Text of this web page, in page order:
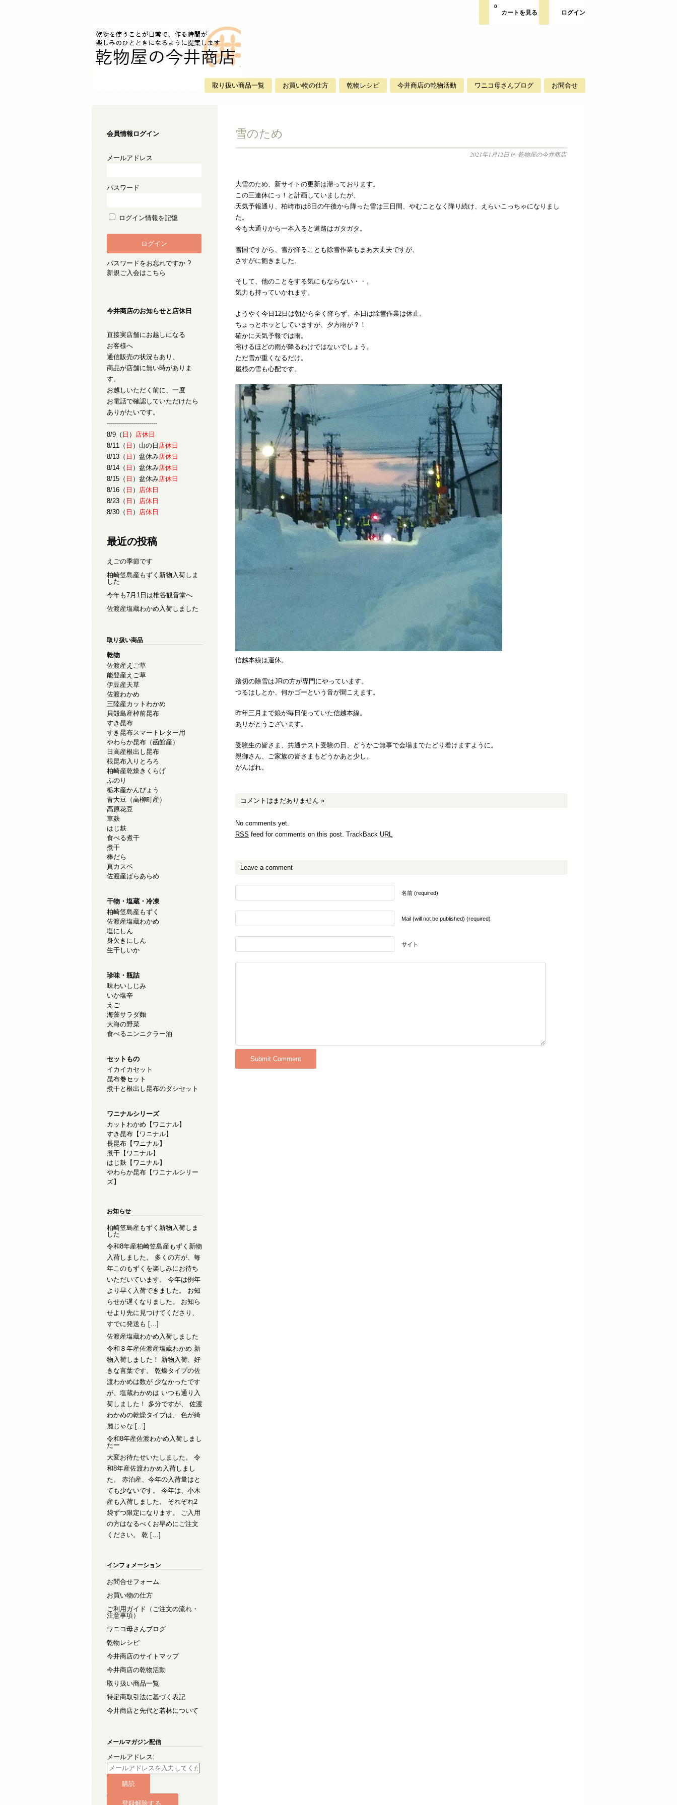
カートを見る
0
ログイン
取り扱い商品一覧 お買い物の仕方 乾物レシピ 今井商店の乾物活動 ワニコ母さんブログ お問合せ
雪のため
2021年1月12日by 乾物屋の今井商店
大雪のため、新サイトの更新は滞っております。
この三連休にっ！と計画していましたが、
天気予報通り、柏崎市は8日の午後から降った雪は三日間、やむことなく降り続け、えらいこっちゃになりまし
た。
今も大通りから一本入ると道路はガタガタ。
雪国ですから、雪が降ることも除雪作業もまあ大丈夫ですが、
さすがに飽きました。
そして、他のことをする気にもならない・・。
気力も持っていかれます。
ようやく今日12日は朝から全く降らず、本日は除雪作業は休止。
ちょっとホッとしていますが、夕方雨が？！
確かに天気予報では雨。
溶けるほどの雨が降るわけではないでしょう。
ただ雪が重くなるだけ。
屋根の雪も心配です。
信越本線は運休。
踏切の除雪はJRの方が専門にやっています。
つるはしとか、何かゴーという音が聞こえます。
昨年三月まで娘が毎日使っていた信越本線。
ありがとうございます。
受験生の皆さま、共通テスト受験の日、どうかご無事で会場までたどり着けますように。
親御さん、ご家族の皆さまもどうかあと少し。
がんばれ。
コメントはまだありません »
No comments yet.
RSS feed for comments on this post. TrackBack URL
Leave a comment
名前 (required)
Mail (will not be published) (required)
サイト
会員情報ログイン
メールアドレス
パスワード
ログイン情報を記憶
パスワードをお忘れですか ?
新規ご入会はこちら
今井商店のお知らせと店休日
直接実店舗にお越しになる
お客様へ
通信販売の状況もあり、
商品が店舗に無い時がありま
す。
お越しいただく前に、一度
お電話で確認していただけたら
ありがたいです。
-------------------------
8/9（ 日 ） 店休日
8/11（ 日 ）山の日 店休日
8/13（ 日 ）盆休み店休日
8/14（ 日 ）盆休み店休日
8/15（ 日 ）盆休み店休日
8/16（ 日 ） 店休日
8/23（ 日 ） 店休日
8/30（ 日 ） 店休日
最近の投稿
えごの季節です
柏崎笠島産もずく新物入荷しま
した
今年も7月1日は椎谷観音堂へ
佐渡産塩蔵わかめ入荷しました
取り扱い商品
乾物
佐渡産えご草
能登産えご草
伊豆産天草
佐渡わかめ
三陸産カットわかめ
貝殻島産棹前昆布
すき昆布
すき昆布スマートレター用
やわらか昆布（函館産）
日高産根出し昆布
根昆布入りとろろ
柏崎産乾燥きくらげ
ふのり
栃木産かんぴょう
青大豆（高柳町産）
高原花豆
車麸
はじ麸
食べる煮干
煮干
棒だら
真カスベ
佐渡産ばらあらめ
干物・塩蔵・冷凍
柏崎笠島産もずく
佐渡産塩蔵わかめ
塩にしん
身欠きにしん
生干しいか
珍味・瓶詰
味わいしじみ
いか塩辛
えご
海藻サラダ麵
大海の野菜
食べるニンニクラー油
セットもの
イカイカセット
昆布巻セット
煮干と根出し昆布のダシセット
ワニナルシリーズ
カットわかめ【ワニナル】
すき昆布【ワニナル】
長昆布【ワニナル】
煮干【ワニナル】
はじ麸【ワニナル】
やわらか昆布【ワニナルシリー
ズ】
お知らせ
柏崎笠島産もずく新物入荷しま
した
令和8年産柏崎笠島産もずく新物
入荷しました。 多くの方が、毎
年このもずくを楽しみにお待ち
いただいています。 今年は例年
より早く入荷できました。 お知
らせが遅くなりました。 お知ら
せより先に見つけてくださり、
すでに発送も […]
佐渡産塩蔵わかめ入荷しました
令和８年産佐渡産塩蔵わかめ 新
物入荷しました！ 新物入荷、好
きな言葉です。 乾燥タイプの佐
渡わかめは数が 少なかったです
が、塩蔵わかめは いつも通り入
荷しました！ 多分ですが、 佐渡
わかめの乾燥タイプは、 色が綺
麗じゃな […]
令和8年産佐渡わかめ入荷しまし
たー
大変お待たせいたしました。 令
和8年産佐渡わかめ入荷しまし
た。 赤泊産、今年の入荷量はと
ても少ないです。 今年は、小木
産も入荷しました。 それぞれ2
袋ずつ限定になります。 ご入用
の方はなるべくお早めにご注文
ください。 乾 […]
インフォメーション
お問合せフォーム
お買い物の仕方
ご利用ガイド（ご注文の流れ・
注意事項）
ワニコ母さんブログ
乾物レシピ
今井商店のサイトマップ
今井商店の乾物活動
取り扱い商品一覧
特定商取引法に基づく表記
今井商店と先代と若林について
メールマガジン配信
メールアドレス: